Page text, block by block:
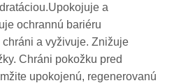
a
ochrannú bariéru
chráni a vyživuje. Znižuje
Chráni pokožku pred
upokojenú, regenerovanú